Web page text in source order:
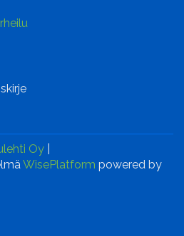
Oy
WisePlatform powered by